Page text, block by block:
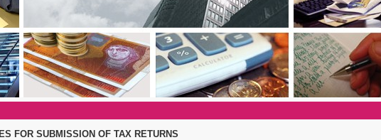
FOR SUBMISSION OF TAX RETURNS